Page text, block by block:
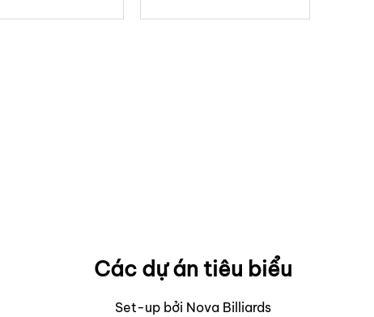
Các dự án tiêu biểu
Set-up bởi Nova Billiards